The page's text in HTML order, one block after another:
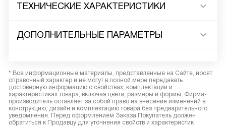
ТЕХНИЧЕСКИЕ ХАРАКТЕРИСТИКИ
ДОПОЛНИТЕЛЬНЫЕ ПАРАМЕТРЫ
* Все информационные материалы, представленные на Сайте, носят
справочный характер и не могут в полной мере передавать
достоверную информацию о свойствах, комплектации и
характеристиках товара, включая цвета, размеры и формы. Фирма-
производитель оставляет за собой право на внесение изменений в
конструкцию, дизайн и комплектацию товара без предварительного
уведомления. Перед оформлением Заказа Покупатель должен
обратиться к Продавцу для уточнения свойств и характеристик